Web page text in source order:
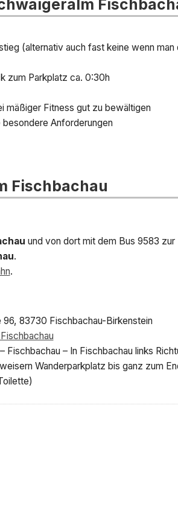
(alternativ auch fast keine wenn man
zum Parkplatz ca. 0:30h
mäßiger Fitness gut zu bewältigen
Anforderungen
Fischbachau
und von dort mit dem Bus 9583 zur
.
.
83730 Fischbachau-Birkenstein
Fischbachau – In Fischbachau links
Wanderparkplatz bis ganz zum